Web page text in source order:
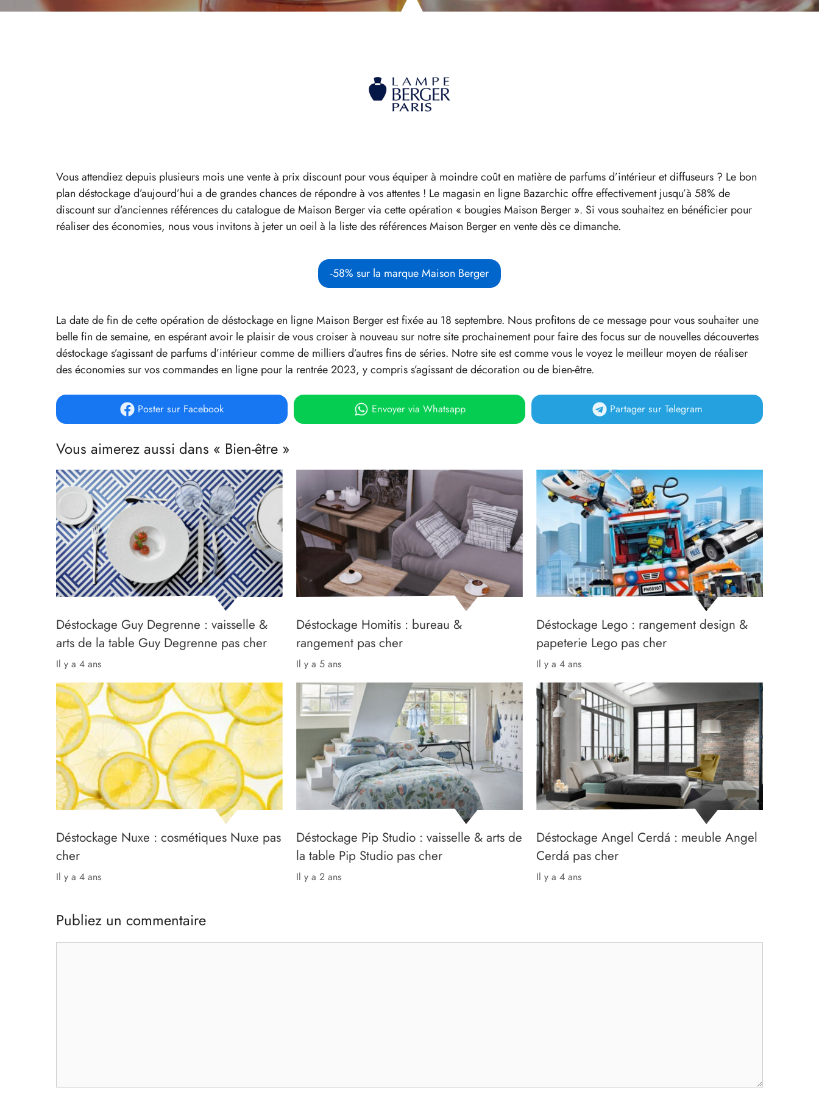
Vous attendiez depuis plusieurs mois une vente à prix discount pour vous équiper à moindre coût en matière de parfums d’intérieur et diffuseurs ? Le bon
plan déstockage d’aujourd’hui a de grandes chances de répondre à vos attentes ! Le magasin en ligne Bazarchic offre effectivement jusqu’à 58% de
discount sur d’anciennes références du catalogue de Maison Berger via cette opération « bougies Maison Berger ». Si vous souhaitez en bénéficier pour
réaliser des économies, nous vous invitons à jeter un oeil à la liste des références Maison Berger en vente dès ce dimanche.
-58% sur la marque Maison Berger
La date de fin de cette opération de déstockage en ligne Maison Berger est fixée au 18 septembre. Nous profitons de ce message pour vous souhaiter une
belle fin de semaine, en espérant avoir le plaisir de vous croiser à nouveau sur notre site prochainement pour faire des focus sur de nouvelles découvertes
déstockage s’agissant de parfums d’intérieur comme de milliers d’autres fins de séries. Notre site est comme vous le voyez le meilleur moyen de réaliser
des économies sur vos commandes en ligne pour la rentrée 2023, y compris s’agissant de décoration ou de bien-être.
Poster sur Facebook Envoyervia Whatsapp Partagersur Telegram
Vous aimerez aussi dans « Bien-être »
Déstockage Guy Degrenne : vaisselle &
arts de la table Guy Degrenne pas cher
il y a 4 ans
Déstockage Homitis : bureau &
rangement pas cher
il y a 5 ans
Déstockage Lego : rangement design &
papeterie Lego pas cher
il y a 4 ans
Déstockage Nuxe : cosmétiques Nuxe pas
cher
il y a 4 ans
Déstockage Pip Studio : vaisselle & arts de
la table Pip Studio pas cher
il y a 2 ans
Déstockage Angel Cerdá : meuble Angel
Cerdá pas cher
il y a 4 ans
Publiez un commentaire